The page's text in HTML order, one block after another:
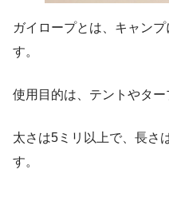
ガイロープとは、キャン
す。
使用目的は、テントやター
太さは5ミリ以上で、長さ
す。